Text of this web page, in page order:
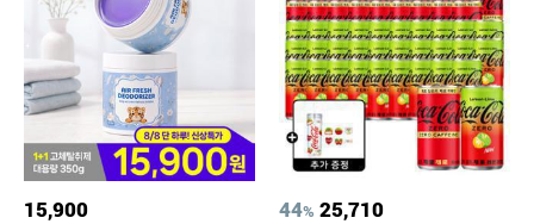
15,900 44% 25,710